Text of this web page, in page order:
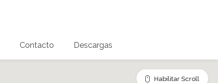
Contacto Descargas
Habilitar Scroll